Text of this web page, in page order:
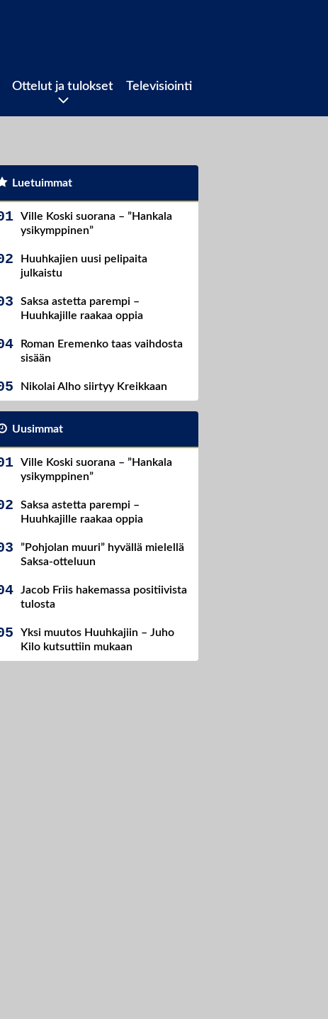
Ottelut ja tulokset Televisiointi
Luetuimmat
Ville Koski suorana – ”Hankala
ysikymppinen”
Huuhkajien uusi pelipaita
julkaistu
Saksa astetta parempi –
Huuhkajille raakaa oppia
Roman Eremenko taas vaihdosta
sisään
Nikolai Alho siirtyy Kreikkaan
Uusimmat
Ville Koski suorana – ”Hankala
ysikymppinen”
Saksa astetta parempi –
Huuhkajille raakaa oppia
”Pohjolan muuri” hyvällä mielellä
Saksa-otteluun
Jacob Friis hakemassa positiivista
tulosta
Yksi muutos Huuhkajiin – Juho
Kilo kutsuttiin mukaan